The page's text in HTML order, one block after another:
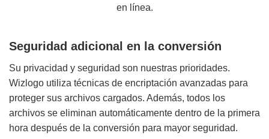
en línea.
Seguridad adicional en la conversión
Su privacidad y seguridad son nuestras prioridades.
Wizlogo utiliza técnicas de encriptación avanzadas para
proteger sus archivos cargados. Además, todos los
archivos se eliminan automáticamente dentro de la primera
hora después de la conversión para mayor seguridad.